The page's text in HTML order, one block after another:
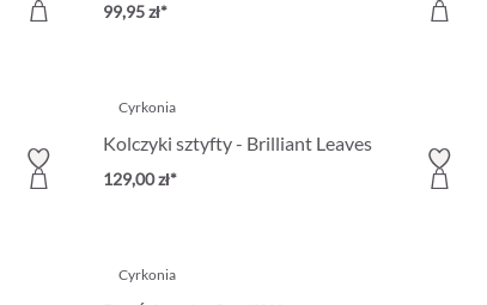
99,95 zł*
Cyrkonia
Kolczyki sztyfty - Brilliant Leaves
129,00 zł*
Cyrkonia